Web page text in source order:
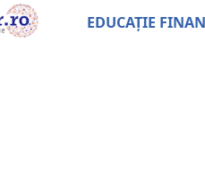
EDUCAȚIE